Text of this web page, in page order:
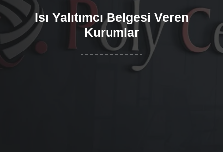
Isı Yalıtımcı Belgesi Veren
Kurumlar